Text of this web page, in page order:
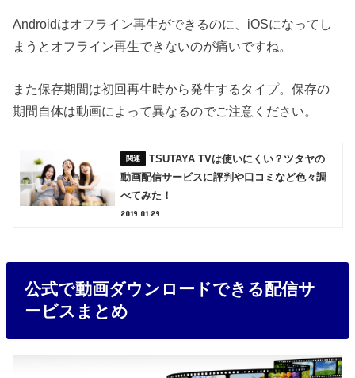
Androidはオフライン再生ができるのに、iOSになってし
まうとオフライン再生できないのが痛いですね。
また保存期間は初回再生時から発生するタイプ。保存の
期間自体は動画によって異なるのでご注意ください。
TSUTAYA TVは使いにくい？ツタヤの
動画配信サービスに評判や口コミなど色々調
べてみた！
2019.01.29
公式で動画ダウンロードできる配信サ
ービスまとめ